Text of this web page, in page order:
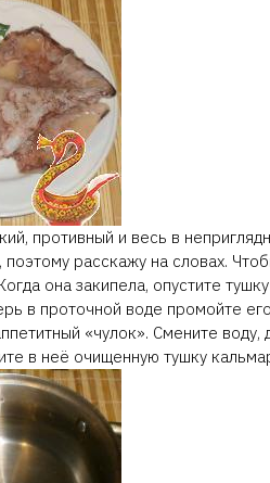
противный и весь в
поэтому расскажу на словах.
она закипела, опустите
в проточной воде промойте
«чулок». Смените воду,
в неё очищенную тушку